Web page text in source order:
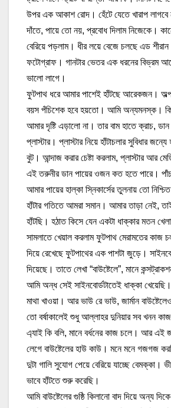
উপর এক আকাশ রোদ। হেঁটে যেতে খারাপ
দাঁতে, পায়ে তো নয়, প্রবোধ দিলাম নিজেকে।
বেরিয়ে পড়লাম। ধীর লয়ে বেজে চলছে এড
ফটোগ্রাফ। গানটার ভেতর এক ধরনের বিভ্রম
ভালো লাগে।
ফুটপাথ ধরে আমার পাশেই হাঁটছে আরেকজন।
বয়স পঁচিশেক হবে হয়তো। আমি অন্যমনস্ক।
আমার দৃষ্টি এড়ালো না। তার বাম হাতে ক্রাচ,
প্লাস্টার। প্লাস্টার নিয়ে হাঁটাচলার সুবিধার
বুট। আন্দাজ করার চেষ্টা করলাম, প্লাস্টার আর
এই তরুনীর ডান পায়ের ওজন কত হতে পারে।
আমার পায়ের হাল্কা স্নিকার্সের তুলনায় তো
হাঁটার গতিতে আমরা সমান। আমার তাড়া নেই,
হাঁটছি। হঠাত কিসে যেন একটা ধাক্কার মতন
সামলাতে খেয়াল করলাম ফুটপাথ মেরামতের কাজ
দিয়ে রেখেছে ফুটপাথের এক পাশটা জুড়ে।
দিয়েছে। তাতে লেখা “বাউষ্টেলে”, মানে
আমি অন্ধ সেই সাইনবোর্ডটাতেই ধাক্কা
মাথা খাওয়া। আর ভাউ রে ভাউ, জার্মান
তো বর্ষাকালেই শুধু আল্লাহর দুনিয়ার সব খনন কাজ
এ্যাই কি বলি, মানে বর্ধনের কাজ চলে। আর এই
লেগে বাউষ্টেলের হাউ কাউ। মনে মনে গজগজ
দুটা গালি সুযোগ পেয়ে বেরিয়ে যাচ্ছে বেমক্কা।
ভাবে হাঁটতে শুরু করেছি।
আমি বাউষ্টেলের গুষ্ঠি কিলানো বাদ দিয়ে অন্য দিকে